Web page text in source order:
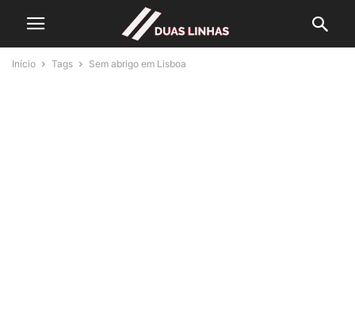
Início Tags Sem abrigo em Lisboa